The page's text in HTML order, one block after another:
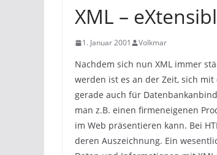
XML –
1. Januar 2001 Volkmar
Nachdem sich nun XML immer
werden ist es an der Zeit, sich
gerade auch für
man z.B. einen firmeneigenen
im Web präsentieren kann. Bei
deren Auszeichnung. Ein